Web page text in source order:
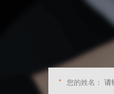
* 您的姓名：